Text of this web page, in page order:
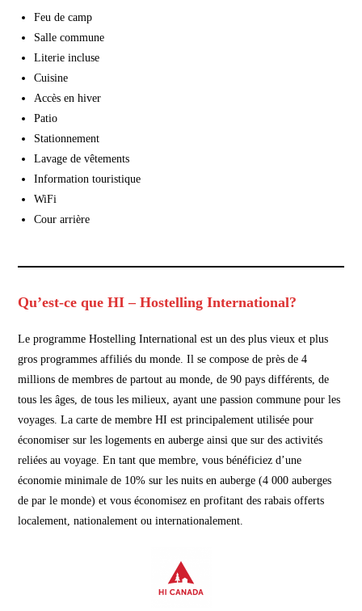
Feu de camp
Salle commune
Literie incluse
Cuisine
Accès en hiver
Patio
Stationnement
Lavage de vêtements
Information touristique
WiFi
Cour arrière
Qu’est-ce que HI – Hostelling International?
Le programme Hostelling International est un des plus vieux et plus
gros programmes affiliés du monde. Il se compose de près de 4
millions de membres de partout au monde, de 90 pays différents, de
tous les âges, de tous les milieux, ayant une passion commune pour les
voyages. La carte de membre HI est principalement utilisée pour
économiser sur les logements en auberge ainsi que sur des activités
reliées au voyage. En tant que membre, vous bénéficiez d’une
économie minimale de 10% sur les nuits en auberge (4 000 auberges
de par le monde) et vous économisez en profitant des rabais offerts
localement, nationalement ou internationalement.